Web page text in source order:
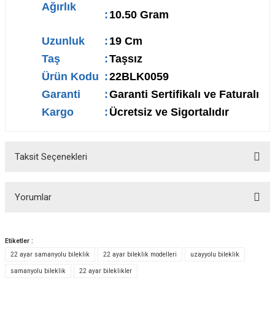
Ağırlık
: 10.50 Gram
Uzunluk : 19 Cm
Taş
:Taşsız
Ürün Kodu :22BLK0059
Garanti
:Garanti Sertifikalı ve Faturalı
Kargo
: Ücretsiz ve Sigortalıdır
Taksit Seçenekleri
Yorumlar
Bu ürüne ilk yorumu siz yapın!
Etiketler :
22 ayar samanyolu bileklik
22 ayar bileklik modelleri uzayyolu bileklik
samanyolu bileklik 22 ayar bileklikler